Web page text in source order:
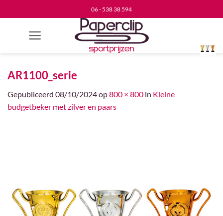
naar
06 - 538 38 594
AR1100_serie
Gepubliceerd 08/10/2024op800 × 800 in Kleine
budgetbeker met zilver en paars